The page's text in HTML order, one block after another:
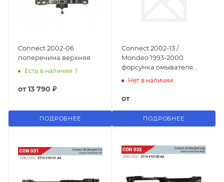
Connect 2002-06
поперечина верхняя
Есть в наличии: 1
от13 790 ₽
ПОДРОБНЕЕ
Connect 2002-13 /
Mondeo 1993-2000
форсунка омывателя
стекла
Нет в наличии
от
ПОДРОБНЕЕ